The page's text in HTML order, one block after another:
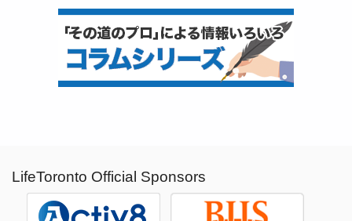
LifeToronto Official Sponsors